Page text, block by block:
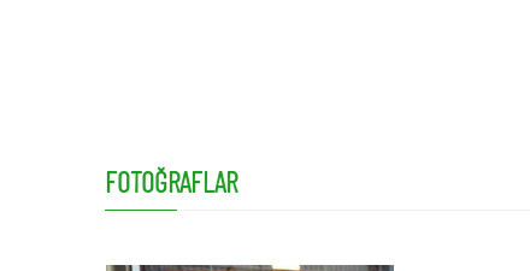
FOTOĞRAFLAR